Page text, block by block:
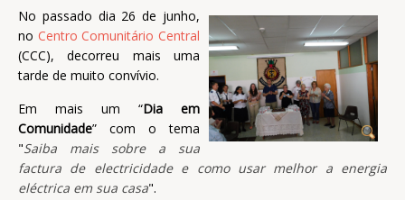
No passado dia 26 de junho,
no Centro Comunitário Central
(CCC), decorreu mais uma
tarde de muito convívio.
Em mais um “Dia em
Comunidade” com o tema
"Saiba mais sobre a sua
factura de electricidade e como usar melhor a energia
eléctrica em sua casa".